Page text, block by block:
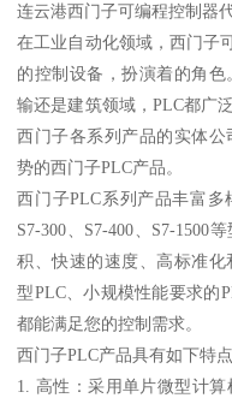
连云港西门子可编程控制器
在工业自动化领域，西门子
的控制设备，扮演着的角
输还是建筑领域，PLC都广
西门子各系列产品的实体
势的西门子PLC产品。
西门子PLC系列产品丰富多
S7-300、S7-400、S7-1500
积、快速的速度、高标准
型PLC、小规模性能要求的
都能满足您的控制需求。
西门子PLC产品具有如下特点
1. 高性：采用单片微型计